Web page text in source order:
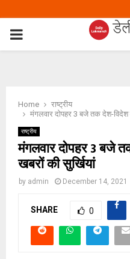
PRIMARY
Home
राष्ट्रीय
मंगलवार दोपहर 3 बजे तक देश-विदेश
राष्ट्रीय
मंगलवार दोपहर 3 बजे
खबरों की सुर्खियां
by admin December 14, 2021
SHARE 0